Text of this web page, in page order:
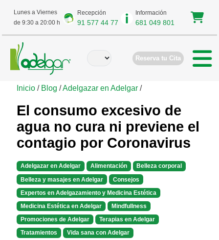
Lunes a Viernes
de 9:30 a 20:00 h
Recepción
91 577 44 77
Información
681 049 801
Reserva tu Cita
Inicio / Blog /Adelgazar en Adelgar /
El consumo excesivo de
agua no cura ni previene el
contagio por Coronavirus
Adelgazar en Adelgar Alimentación
Belleza corporal
Belleza y masajes en Adelgar
Consejos
Expertos en Adelgazamiento y Medicina Estética
Medicina Estética en Adelgar
Mindfullness
Promociones de Adelgar
Terapias en Adelgar
Tratamientos
Vida sana con Adelgar